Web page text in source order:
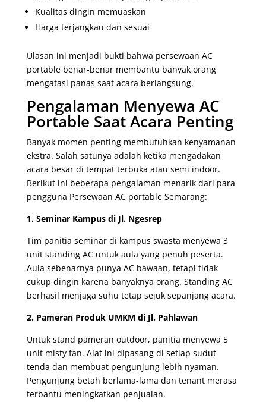
Kualitas dingin memuaskan
Harga terjangkau dan sesuai
Ulasan ini menjadi bukti bahwa persewaan AC
portable benar-benar membantu banyak orang
mengatasi panas saat acara berlangsung.
Pengalaman Menyewa AC
Portable Saat Acara Penting
Banyak momen penting membutuhkan kenyamanan
ekstra. Salah satunya adalah ketika mengadakan
acara besar di tempat terbuka atau semi indoor.
Berikut ini beberapa pengalaman menarik dari para
pengguna Persewaan AC portable Semarang:
1. Seminar Kampus di Jl. Ngesrep
Tim panitia seminar di kampus swasta menyewa 3
unit standing AC untuk aula yang penuh peserta.
Aula sebenarnya punya AC bawaan, tetapi tidak
cukup dingin karena banyaknya orang. Standing AC
berhasil menjaga suhu tetap sejuk sepanjang acara.
2. Pameran Produk UMKM di Jl. Pahlawan
Untuk stand pameran outdoor, panitia menyewa 5
unit misty fan. Alat ini dipasang di setiap sudut
tenda dan membuat pengunjung lebih nyaman.
Pengunjung betah berlama-lama dan tenant merasa
terbantu meningkatkan penjualan.